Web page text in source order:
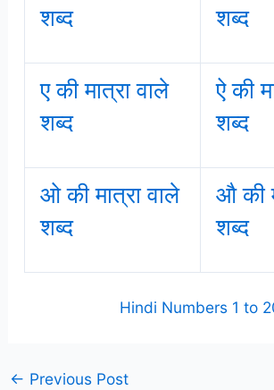
शब्द
शब्द
ए की मात्रा वाले
शब्द
ऐ की
शब्द
ओ की मात्रा वाले
शब्द
औ की
शब्द
Hindi Numbers 1 to
← Previous Post